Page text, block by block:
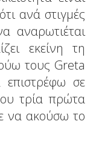
ανά στιγμές
αναρωτιέται
εκείνη τη
τους Greta
σε
τρία πρώτα
να ακούσω το